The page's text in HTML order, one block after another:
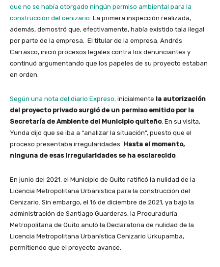
que no se había otorgado ningún permiso ambiental para la
construcción del cenizario. La primera inspección realizada,
además, demostró que, efectivamente, había existido tala ilegal
por parte de la empresa.
El titular de la empresa, Andrés
Carrasco, inició procesos legales contra los denunciantes y
continuó argumentando que los papeles de su proyecto estaban
en orden.
Según una nota del diario Expreso, inicialmente la autorización
del proyecto privado surgió de un permiso emitido por la
Secretaría de Ambiente del Municipio quiteño. En su visita,
Yunda dijo que se iba a “analizar la situación”, puesto que el
proceso presentaba irregularidades. Hasta el momento,
ninguna de esas irregularidades se ha esclarecido.
En junio del 2021, el Municipio de Quito ratificó la nulidad de la
Licencia Metropolitana Urbanística para la construcción del
Cenizario. Sin embargo, el 16 de diciembre de 2021, ya bajo la
administración de Santiago Guarderas, la Procuraduría
Metropolitana de Quito anuló la Declaratoria de nulidad de la
Licencia Metropolitana Urbanística Cenizario Urkupamba,
permitiendo que el proyecto avance.